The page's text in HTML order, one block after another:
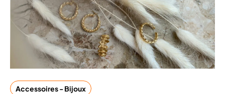
Accessoires - Bijoux